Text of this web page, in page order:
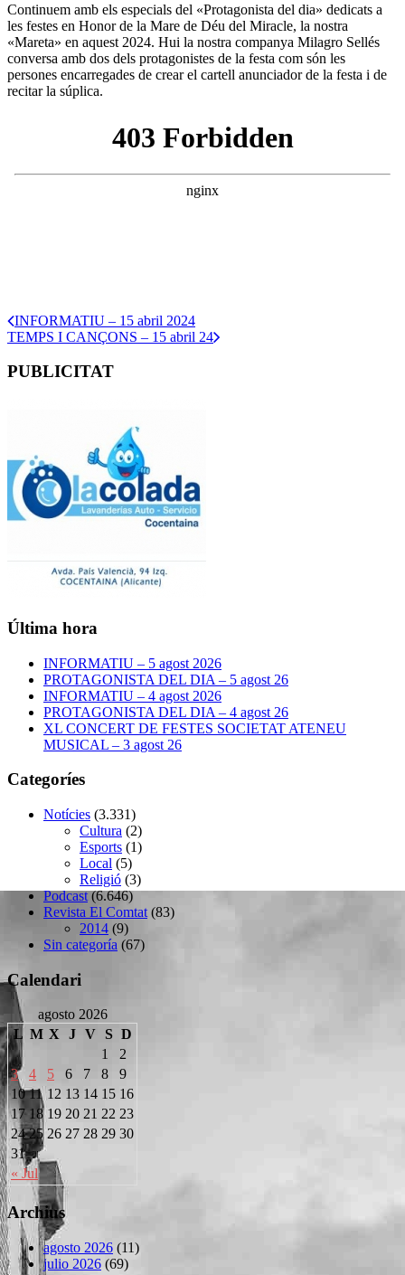
Continuem amb els especials del «Protagonista del dia» dedicats a
les festes en Honor de la Mare de Déu del Miracle, la nostra
«Mareta» en aquest 2024. Hui la nostra companya Milagro Sellés
conversa amb dos dels protagonistes de la festa com són les
persones encarregades de crear el cartell anunciador de la festa i de
recitar la súplica.
INFORMATIU – 15 abril 2024
TEMPS I CANÇONS – 15 abril 24
PUBLICITAT
Última hora
INFORMATIU – 5 agost 2026
PROTAGONISTA DEL DIA – 5 agost 26
INFORMATIU – 4 agost 2026
PROTAGONISTA DEL DIA – 4 agost 26
XL CONCERT DE FESTES SOCIETAT ATENEU
MUSICAL – 3 agost 26
Categoríes
Notícies (3.331)
Cultura (2)
Esports (1)
Local (5)
Religió (3)
Podcast(6.646)
Revista El Comtat (83)
2014 (9)
Sin categoría (67)
Calendari
agosto 2026
L M X J V S D
« Jul
1
2
3
4 5 6 7 8
9
10 11 12 13 14 15 16
17 18 19 20 21 22 23
24 25 26 27 28 29 30
31
Archius
agosto 2026 (11)
julio 2026 (69)